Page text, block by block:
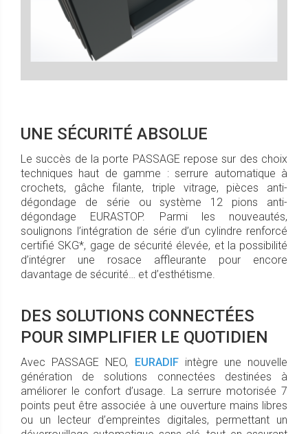
UNE SÉCURITÉ ABSOLUE
Le succès de la porte PASSAGE repose sur des choix
techniques haut de gamme : serrure automatique à
crochets, gâche filante, triple vitrage, pièces anti-
dégondage de série ou système 12 pions anti-
dégondage EURASTOP. Parmi les nouveautés,
soulignons l’intégration de série d’un cylindre renforcé
certifié SKG*, gage de sécurité élevée, et la possibilité
d’intégrer une rosace affleurante pour encore
davantage de sécurité… et d’esthétisme.
DES SOLUTIONS CONNECTÉES
POUR SIMPLIFIER LE QUOTIDIEN
Avec PASSAGE NEO, EURADIF intègre une nouvelle
génération de solutions connectées destinées à
améliorer le confort d’usage. La serrure motorisée 7
points peut être associée à une ouverture mains libres
ou un lecteur d’empreintes digitales, permettant un